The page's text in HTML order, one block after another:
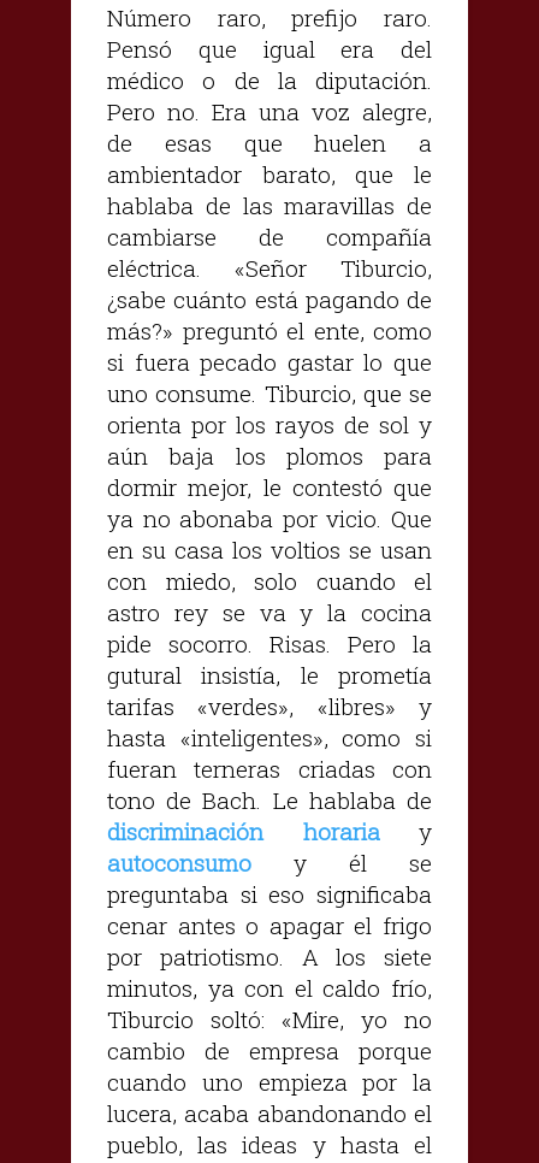
Número raro, prefijo raro.
Pensó que igual era del
médico o de la diputación.
Pero no. Era una voz alegre,
de esas que huelen a
ambientador barato, que le
hablaba de las maravillas de
cambiarse de compañía
eléctrica. «Señor Tiburcio,
¿sabe cuánto está pagando de
más?» preguntó el ente, como
si fuera pecado gastar lo que
uno consume. Tiburcio, que se
orienta por los rayos de sol y
aún baja los plomos para
dormir mejor, le contestó que
ya no abonaba por vicio. Que
en su casa los voltios se usan
con miedo, solo cuando el
astro rey se va y la cocina
pide socorro. Risas. Pero la
gutural insistía, le prometía
tarifas «verdes», «libres» y
hasta «inteligentes», como si
fueran terneras criadas con
tono de Bach. Le hablaba de
discriminación horariay
autoconsumo y él se
preguntaba si eso significaba
cenar antes o apagar el frigo
por patriotismo. A los siete
minutos, ya con el caldo frío,
Tiburcio soltó: «Mire, yo no
cambio de empresa porque
cuando uno empieza por la
lucera, acaba abandonando el
pueblo, las ideas y hasta el